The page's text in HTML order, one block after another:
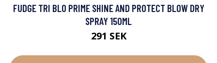
FUDGE TRI BLO PRIME SHINE AND PROTECT BLOW DRY
SPRAY 150ML
291 SEK